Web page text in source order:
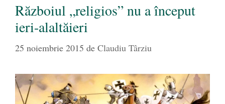
Războiul „religios” nu a început
ieri-alaltăieri
25 noiembrie 2015 de Claudiu Târziu